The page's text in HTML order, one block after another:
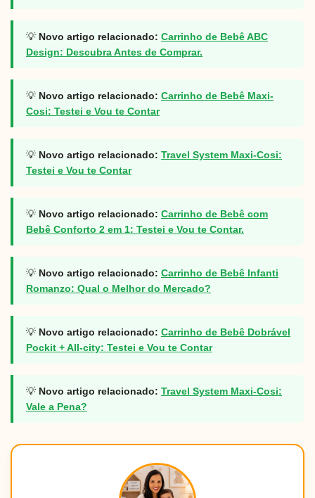
💡 Novo artigo relacionado: Carrinho de Bebê ABC
Design: Descubra Antes de Comprar.
💡 Novo artigo relacionado: Carrinho de Bebê Maxi-
Cosi: Testei e Vou te Contar
💡 Novo artigo relacionado: Travel System Maxi-Cosi:
Testei e Vou te Contar
💡 Novo artigo relacionado: Carrinho de Bebê com
Bebê Conforto 2 em 1: Testei e Vou te Contar.
💡 Novo artigo relacionado: Carrinho de Bebê Infanti
Romanzo: Qual o Melhor do Mercado?
💡 Novo artigo relacionado: Carrinho de Bebê Dobrável
Pockit + All-city: Testei e Vou te Contar
💡 Novo artigo relacionado: Travel System Maxi-Cosi:
Vale a Pena?